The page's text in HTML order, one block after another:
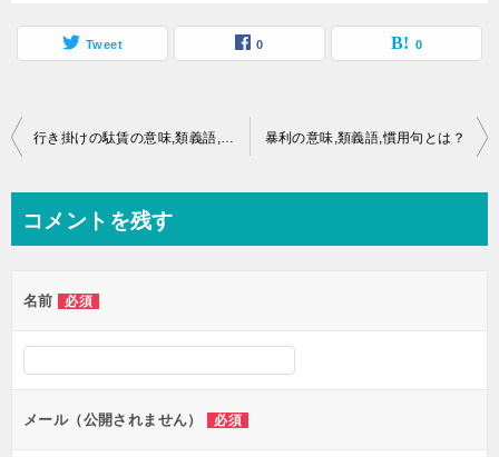
Tweet 0 0
投
ビ
ー
シ
ン
行き掛けの駄賃の意味,類義語,慣用句とは？ 暴利の意味,類義語,慣用句とは？
コメントを残す
名前 必須
メール（公開されません） 必須